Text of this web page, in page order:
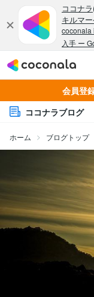
会員登
ココナラブログ
ホーム ブログトップ